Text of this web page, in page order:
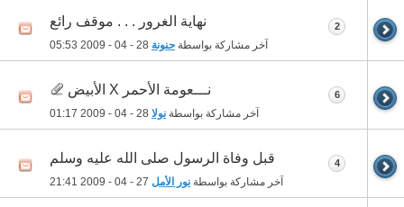
نهاية الغرور . . . موقف رائع
آخر مشاركة بواسطة حنونة 05:53
2
نـــعومة الأحمر X الأبيض
آخر مشاركة بواسطة نولا 01:17
6
قبل وفاة الرسول صلى الله عليه وسلم
آخر مشاركة بواسطة نور الأمل 21:41
4